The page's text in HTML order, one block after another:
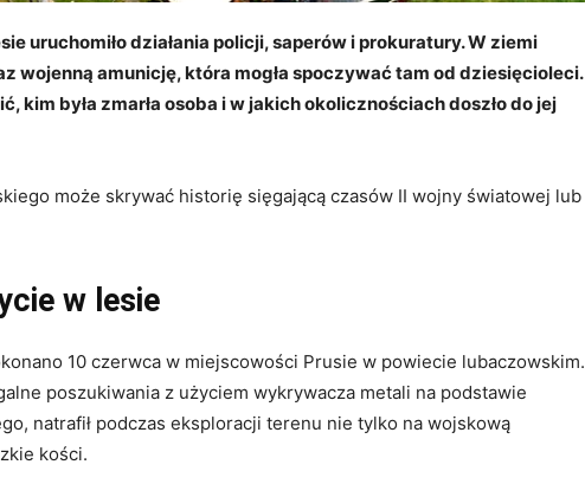
uruchomiło działania policji, saperów i prokuratury. W ziemi
wojenną amunicję, która mogła spoczywać tam od dziesięcioleci.
kim była zmarła osoba i w jakich okolicznościach doszło do jej
może skrywać historię sięgającą czasów II wojny światowej lub
w lesie
10 czerwca w miejscowości Prusie w powiecie lubaczowskim.
poszukiwania z użyciem wykrywacza metali na podstawie
natrafił podczas eksploracji terenu nie tylko na wojskową
kości.